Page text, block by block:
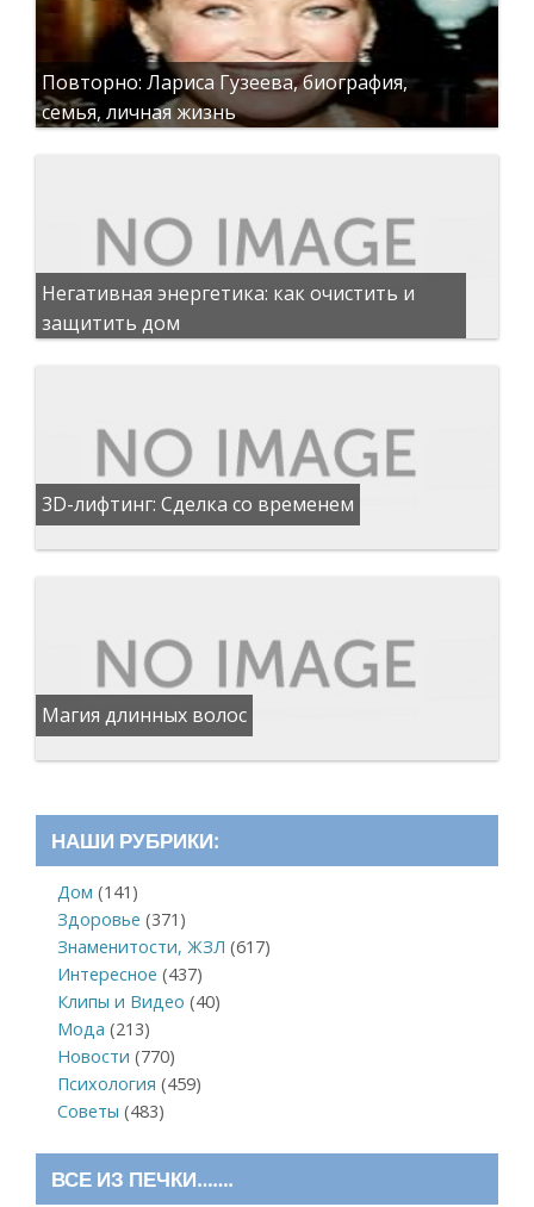
Повторно: Лариса Гузеева, биография,
семья, личная жизнь
Негативная энергетика: как очистить и
защитить дом
3D-лифтинг: Сделка со временем
Магия длинных волос
НАШИ РУБРИКИ:
Дом (141)
Здоровье (371)
Знаменитости, ЖЗЛ (617)
Интересное (437)
Клипы и Видео (40)
Мода (213)
Новости (770)
Психология (459)
Советы (483)
ВСЕ ИЗ ПЕЧКИ…….